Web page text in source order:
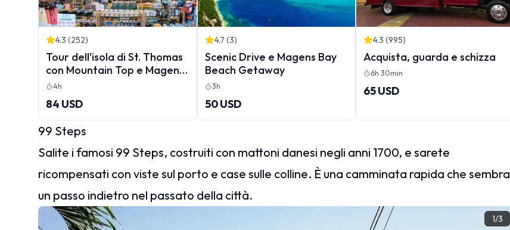
4.3 (252)
Tour dell'isola di St. Thomas
con Mountain Top e Magens
Bay Beach
4h
84 USD
4.7 (3)
Scenic Drive e Magens Bay
Beach Getaway
3h
50 USD
4.3 (995)
Acquista, guarda e schizza
6h 30min
65 USD
99 Steps
Salite i famosi 99 Steps, costruiti con mattoni danesi negli anni 1700, e sarete
ricompensati con viste sul porto e case sulle colline. È una camminata rapida che sembra
un passo indietro nel passato della città.
1/3